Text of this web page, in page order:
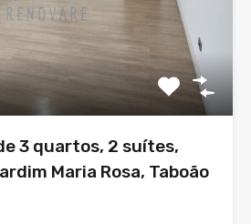
3 quartos, 2 suítes,
Maria Rosa, Taboão